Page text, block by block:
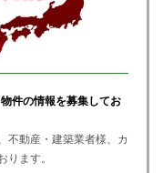
件の情報を募集してお
不動産・建築業者様、カ
ります。